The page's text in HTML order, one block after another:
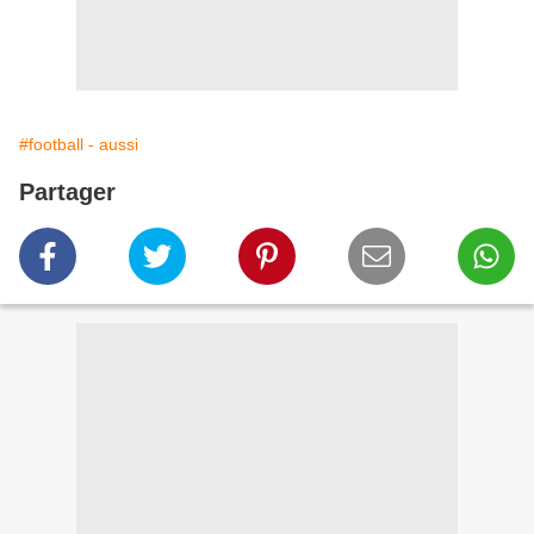
#football - aussi
Partager